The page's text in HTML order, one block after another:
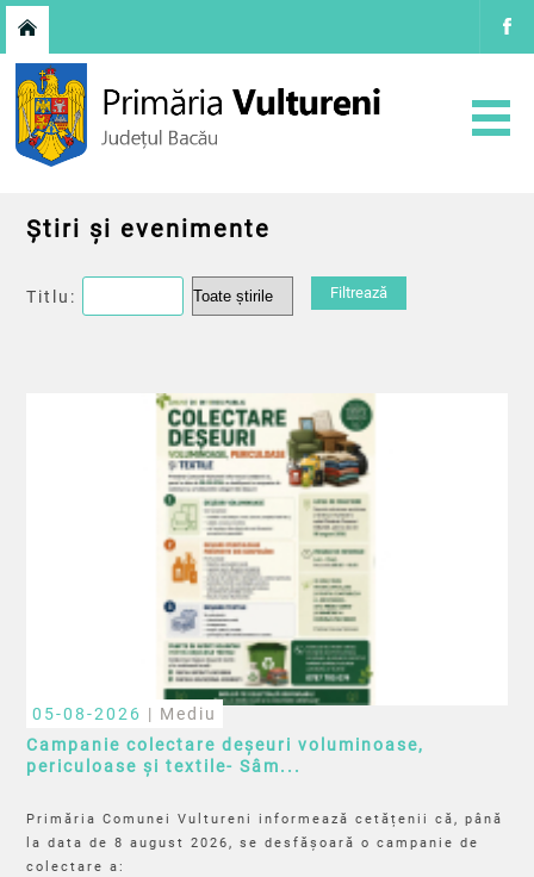
Știri și evenimente
Titlu:
05-08-2026 | Mediu
Campanie colectare deșeuri voluminoase,
periculoase și textile- Sâm...
Primăria Comunei Vultureni informează cetățenii că, până
la data de 8 august 2026, se desfășoară o campanie de
colectare a: